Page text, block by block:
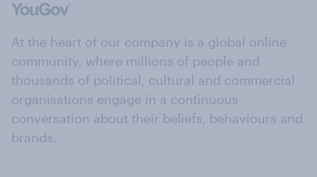
At the heart of our company is a global online
community, where millions of people and
thousands of political, cultural and commercial
organisations engage in a continuous
conversation about their beliefs, behaviours and
brands.